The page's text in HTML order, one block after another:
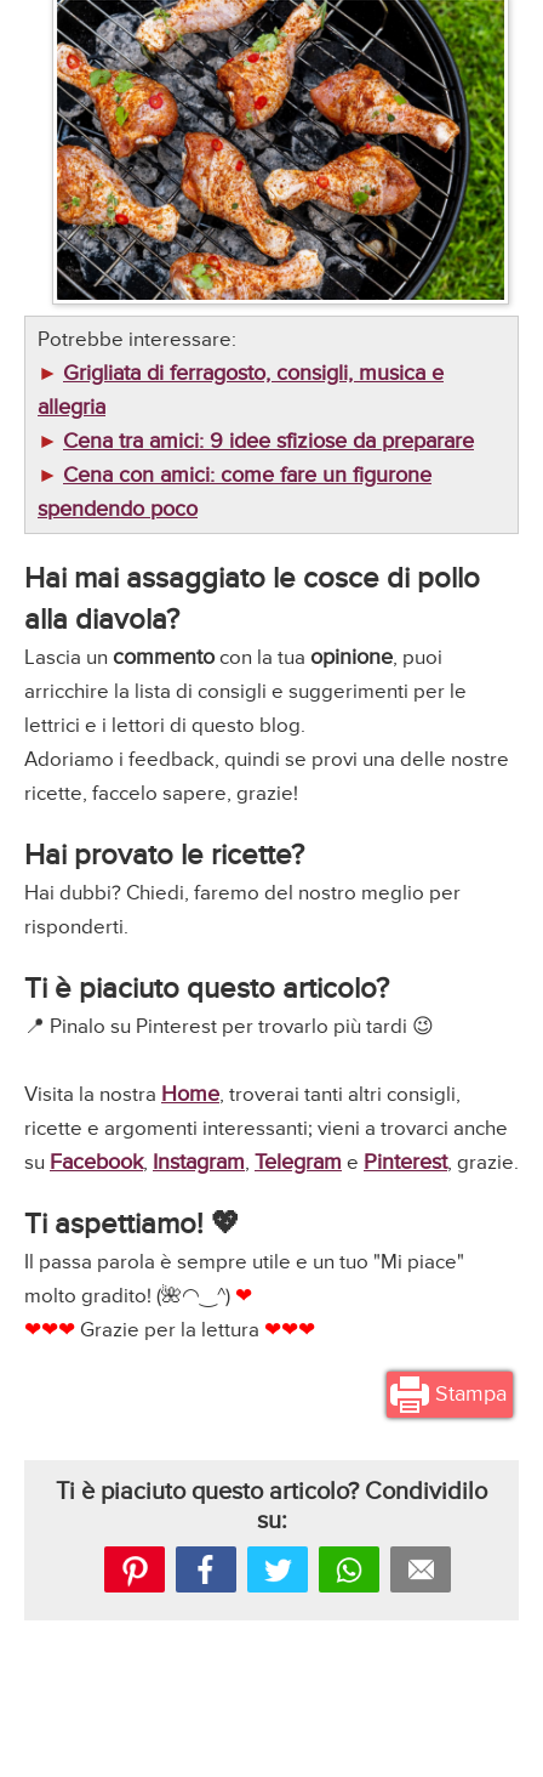
Potrebbe interessare:
► Grigliata di ferragosto, consigli, musica e
allegria
► Cena tra amici: 9 idee sfiziose da preparare
► Cena con amici: come fare un figurone
spendendo poco
Hai mai assaggiato le cosce di pollo
alla diavola?
Lascia un commentocon la tua opinione, puoi
arricchire la lista di consigli e suggerimenti per le
lettrici e i lettori di questo blog.
Adoriamo i feedback, quindi se provi una delle nostre
ricette, faccelo sapere, grazie!
Hai provato le ricette?
Hai dubbi? Chiedi, faremo del nostro meglio per
risponderti.
Ti è piaciuto questo articolo?
📍 Pinalo su Pinterest per trovarlo più tardi 😉
Visita la nostra Home, troverai tanti altri consigli,
ricette e argomenti interessanti; vieni a trovarci anche
su Facebook, Instagram, Telegram e Pinterest, grazie.
Ti aspettiamo! 💖
Il passa parola è sempre utile e un tuo "Mi piace"
molto gradito! (🌺◠‿^) ❤
❤❤❤ Grazie per la lettura ❤❤❤
Stampa
Ti è piaciuto questo articolo? Condividilo
su: